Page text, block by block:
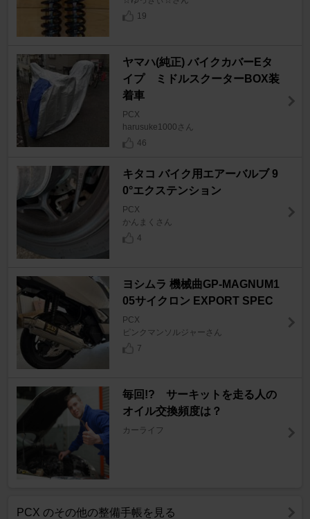
19
ヤマハ(純正) バイクカバーEタ
イプ ミドルスクーターBOX装
着車
PCX
harusuke1000さん
46
キタコ バイク用エアーバルブ 9
0°エクステンション
PCX
かんまくさん
4
ヨシムラ 機械曲GP-MAGNUM1
05サイクロン EXPORT SPEC
PCX
ピンクマンソルジャーさん
7
毎回!? サーキットを走る人の
オイル交換頻度は？
カーライフ
PCX のその他の整備手帳を見る